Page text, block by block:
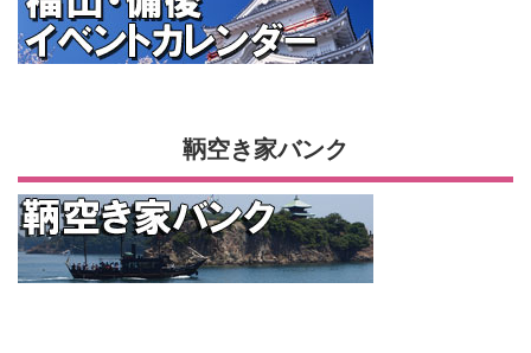
鞆空き家バンク